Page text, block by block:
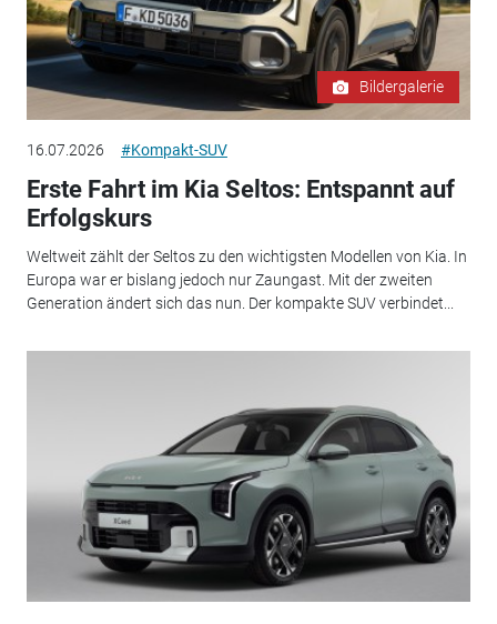
Bildergalerie
16.07.2026 #Kompakt-SUV
Erste Fahrt im Kia Seltos: Entspannt auf
Erfolgskurs
Weltweit zählt der Seltos zu den wichtigsten Modellen von Kia. In
Europa war er bislang jedoch nur Zaungast. Mit der zweiten
Generation ändert sich das nun. Der kompakte SUV verbindet...